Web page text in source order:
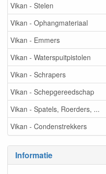
Vikan - Stelen
Vikan - Ophangmateriaal
Vikan - Emmers
Vikan - Waterspuitpistolen
Vikan - Schrapers
Vikan - Schepgereedschap
Vikan - Spatels, Roerders, ...
Vikan - Condenstrekkers
Informatie